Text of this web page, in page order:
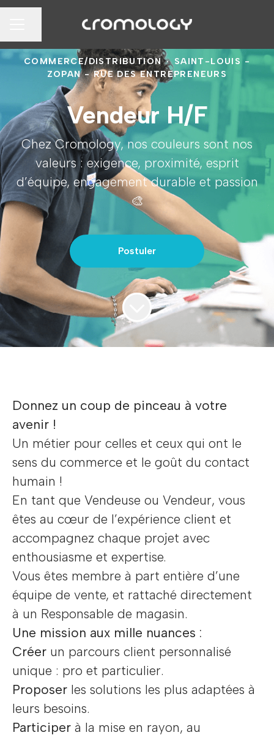
Partager la page
COMMERCE/DISTRIBUTION · SAINT-LOUIS -
ZOPAN - RUE DES ENTREPRENEURS
Vendeur H/F
Chez Cromology, nos couleurs sont nos
valeurs : exigence, proximité, esprit
d’équipe, engagement durable et passion
🎨
Postuler
Donnez un coup de pinceau à votre
avenir !
Un métier pour celles et ceux qui ont le
sens du commerce et le goût du contact
humain !
En tant que Vendeuse ou Vendeur, vous
êtes au cœur de l’expérience client et
accompagnez chaque projet avec
enthousiasme et expertise.
Vous êtes membre à part entière d’une
équipe de vente, et rattaché directement
à un Responsable de magasin.
Une mission aux mille nuances :
Créer un parcours client personnalisé
unique : pro et particulier.
Proposer les solutions les plus adaptées à
leurs besoins.
Participer à la mise en rayon, au